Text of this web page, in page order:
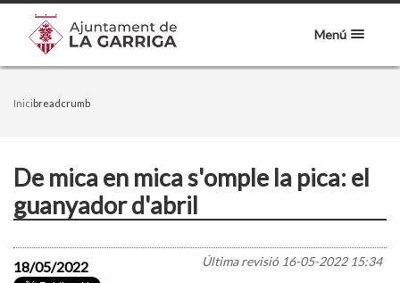
Menú
Inicibreadcrumb
De mica en mica s'omple la pica: el
guanyador d'abril
Última revisió 16-05-2022 15:34
18/05/2022